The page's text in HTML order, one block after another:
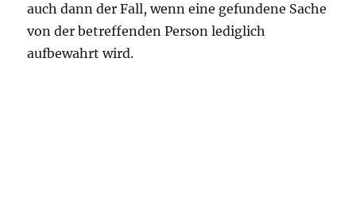
auch dann der Fall, wenn eine gefundene Sache
von der betreffenden Person lediglich
aufbewahrt wird.